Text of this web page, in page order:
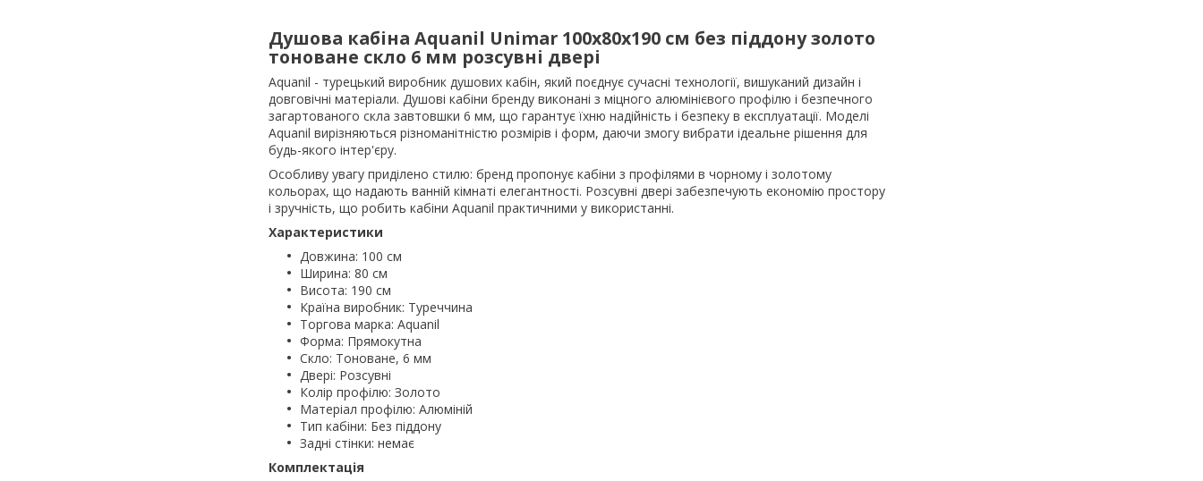
Душова кабіна Aquanil Unimar 100х80х190 см без піддону золото
тоноване скло 6 мм розсувні двері
Aquanil - турецький виробник душових кабін, який поєднує сучасні технології, вишуканий дизайн і
довговічні матеріали. Душові кабіни бренду виконані з міцного алюмінієвого профілю і безпечного
загартованого скла завтовшки 6 мм, що гарантує їхню надійність і безпеку в експлуатації. Моделі
Aquanil вирізняються різноманітністю розмірів і форм, даючи змогу вибрати ідеальне рішення для
будь-якого інтер'єру.
Особливу увагу приділено стилю: бренд пропонує кабіни з профілями в чорному і золотому
кольорах, що надають ванній кімнаті елегантності. Розсувні двері забезпечують економію простору
і зручність, що робить кабіни Aquanil практичними у використанні.
Характеристики
Довжина: 100 см
Ширина: 80 см
Висота: 190 см
Країна виробник: Туреччина
Торгова марка: Aquanil
Форма: Прямокутна
Скло: Тоноване, 6 мм
Двері: Розсувні
Колір профілю: Золото
Матеріал профілю: Алюміній
Тип кабіни: Без піддону
Задні стінки: немає
Комплектація